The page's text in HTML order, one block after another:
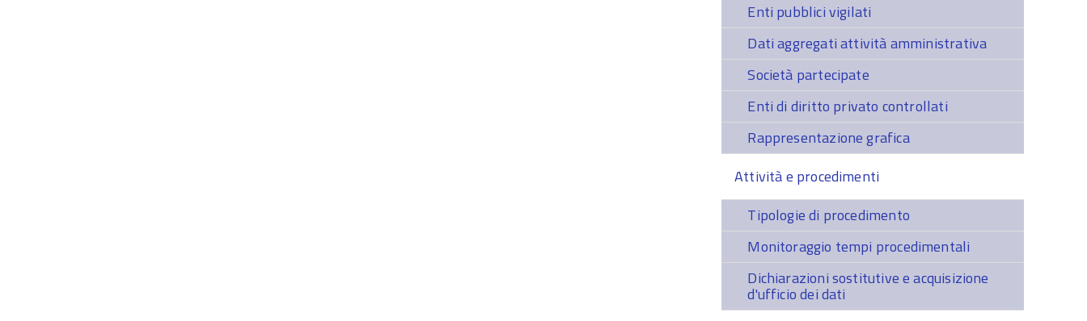
Enti pubblici vigilati
Dati aggregati attività amministrativa
Società partecipate
Enti di diritto privato controllati
Rappresentazione grafica
Attività e procedimenti
Tipologie di procedimento
Monitoraggio tempi procedimentali
Dichiarazioni sostitutive e acquisizione
d'ufficio dei dati